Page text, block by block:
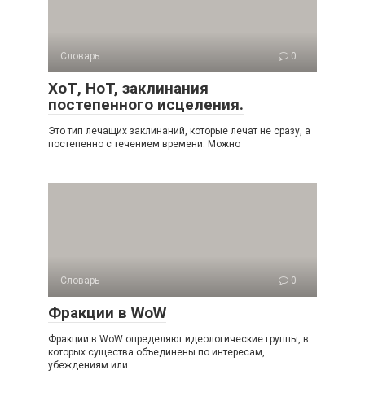
Словарь 0
ХоТ, HoT, заклинания
постепенного исцеления.
Это тип лечащих заклинаний, которые лечат не сразу, а
постепенно с течением времени. Можно
Словарь 0
Фракции в WoW
Фракции в WoW определяют идеологические группы, в
которых существа объединены по интересам,
убеждениям или